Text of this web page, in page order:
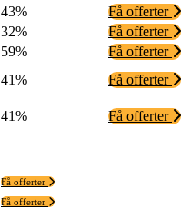
43%
Få offerter
32%
Få offerter
59%
Få offerter
41%
Få offerter
41% Få offerter
Få offerter
Få offerter